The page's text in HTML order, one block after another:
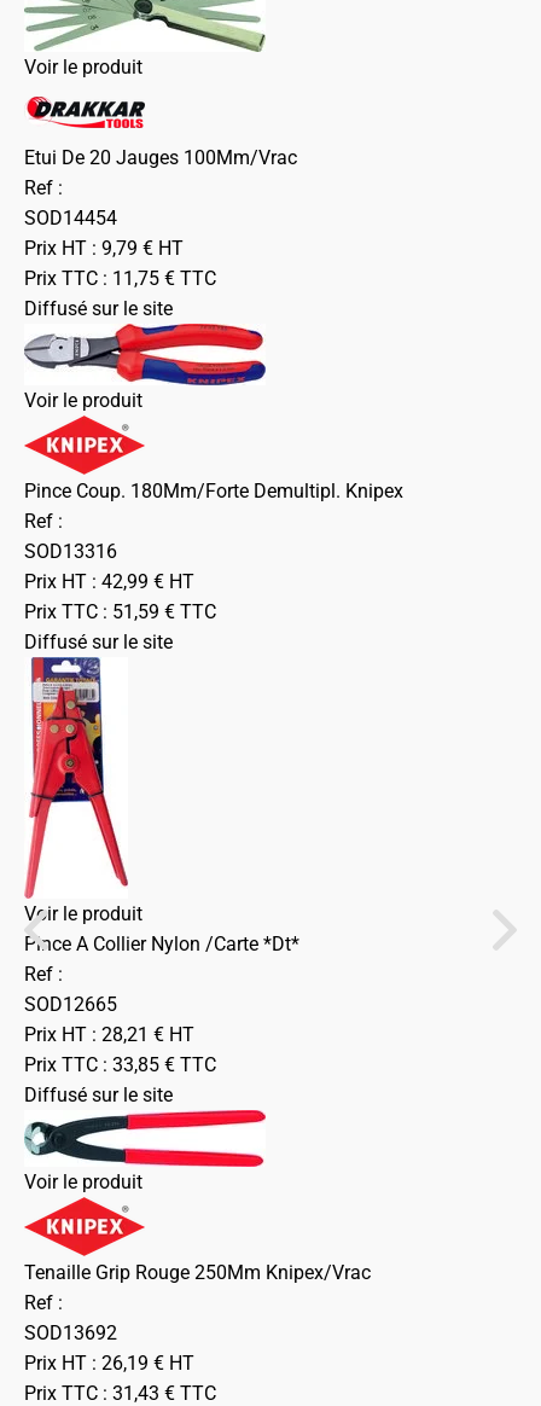
Voir le produit
Etui De 20 Jauges 100Mm/Vrac
Ref :
SOD14454
Prix HT : 9,79 € HT
Prix TTC : 11,75 € TTC
Diffusé sur le site
Voir le produit
Pince Coup. 180Mm/Forte Demultipl. Knipex
Ref :
SOD13316
Prix HT : 42,99 € HT
Prix TTC : 51,59 € TTC
Diffusé sur le site
Voir le produit
Pince A Collier Nylon /Carte *Dt*
Ref :
SOD12665
Prix HT : 28,21 € HT
Prix TTC : 33,85 € TTC
Diffusé sur le site
Voir le produit
Tenaille Grip Rouge 250Mm Knipex/Vrac
Ref :
SOD13692
Prix HT : 26,19 € HT
Prix TTC : 31,43 € TTC